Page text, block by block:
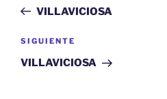
entradas
anterior:
VILLAVICIOSA
Siguiente
entrada
SIGUIENTE
VILLAVICIOSA